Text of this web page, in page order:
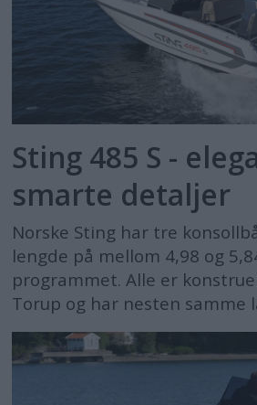
Sting 485 S -
smarte detaljer
Norske Sting har tre
lengde på mellom 4,98 og
programmet. Alle er
Torup og har nesten samme